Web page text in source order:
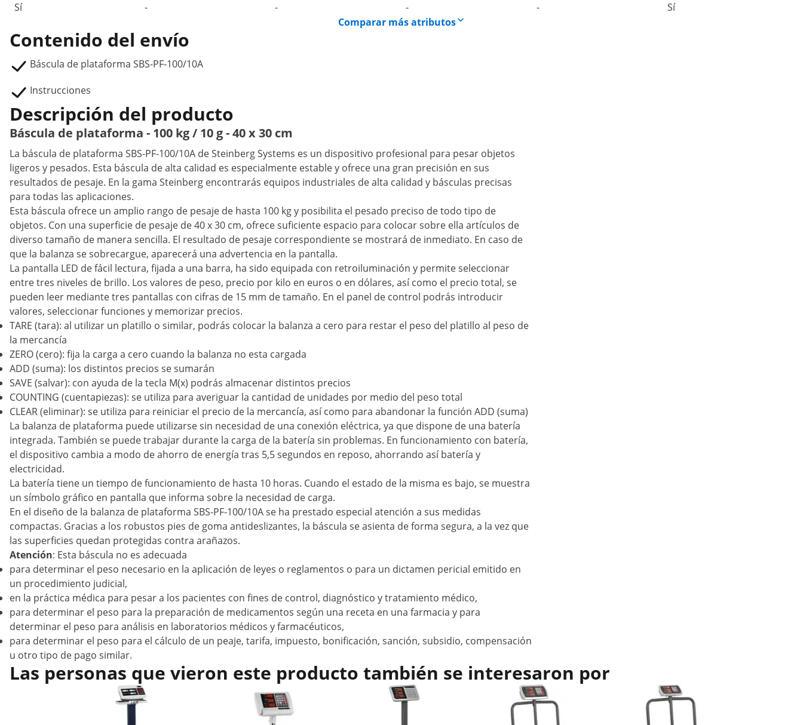
Sí
- - - -
Sí
Comparar más atributos
Contenido del envío
Báscula de plataforma SBS-PF-100/10A
Instrucciones
Descripción del producto
Báscula de plataforma - 100 kg / 10 g - 40 x 30 cm
La báscula de plataforma SBS-PF-100/10A de Steinberg Systems es un dispositivo profesional para pesar objetos
ligeros y pesados. Esta báscula de alta calidad es especialmente estable y ofrece una gran precisión en sus
resultados de pesaje. En la gama Steinberg encontrarás equipos industriales de alta calidad y básculas precisas
para todas las aplicaciones.
Esta báscula ofrece un amplio rango de pesaje de hasta 100 kg y posibilita el pesado preciso de todo tipo de
objetos. Con una superficie de pesaje de 40 x 30 cm, ofrece suficiente espacio para colocar sobre ella artículos de
diverso tamaño de manera sencilla. El resultado de pesaje correspondiente se mostrará de inmediato. En caso de
que la balanza se sobrecargue, aparecerá una advertencia en la pantalla.
La pantalla LED de fácil lectura, fijada a una barra, ha sido equipada con retroiluminación y permite seleccionar
entre tres niveles de brillo. Los valores de peso, precio por kilo en euros o en dólares, así como el precio total, se
pueden leer mediante tres pantallas con cifras de 15 mm de tamaño. En el panel de control podrás introducir
valores, seleccionar funciones y memorizar precios.
TARE (tara): al utilizar un platillo o similar, podrás colocar la balanza a cero para restar el peso del platillo al peso de
la mercancía
ZERO (cero): fija la carga a cero cuando la balanza no esta cargada
ADD (suma): los distintos precios se sumarán
SAVE (salvar): con ayuda de la tecla M(x) podrás almacenar distintos precios
COUNTING (cuentapiezas): se utiliza para averiguar la cantidad de unidades por medio del peso total
CLEAR (eliminar): se utiliza para reiniciar el precio de la mercancía, así como para abandonar la función ADD (suma)
La balanza de plataforma puede utilizarse sin necesidad de una conexión eléctrica, ya que dispone de una batería
integrada. También se puede trabajar durante la carga de la batería sin problemas. En funcionamiento con batería,
el dispositivo cambia a modo de ahorro de energía tras 5,5 segundos en reposo, ahorrando así batería y
electricidad.
La batería tiene un tiempo de funcionamiento de hasta 10 horas. Cuando el estado de la misma es bajo, se muestra
un símbolo gráfico en pantalla que informa sobre la necesidad de carga.
En el diseño de la balanza de plataforma SBS-PF-100/10A se ha prestado especial atención a sus medidas
compactas. Gracias a los robustos pies de goma antideslizantes, la báscula se asienta de forma segura, a la vez que
las superficies quedan protegidas contra arañazos.
Atención: Esta báscula no es adecuada
para determinar el peso necesario en la aplicación de leyes o reglamentos o para un dictamen pericial emitido en
un procedimiento judicial,
en la práctica médica para pesar a los pacientes con fines de control, diagnóstico y tratamiento médico,
para determinar el peso para la preparación de medicamentos según una receta en una farmacia y para
determinar el peso para análisis en laboratorios médicos y farmacéuticos,
para determinar el peso para el cálculo de un peaje, tarifa, impuesto, bonificación, sanción, subsidio, compensación
u otro tipo de pago similar.
Las personas que vieron este producto también se interesaron por